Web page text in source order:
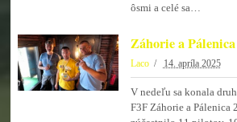
ôsmi a celé sa…
Záhorie a Pálenica
Laco 14. apríla 2025
V nedeľu sa konala
F3F Záhorie a Pálenica